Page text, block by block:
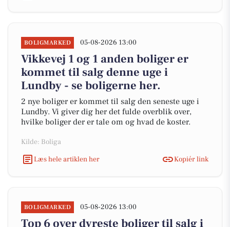
BOLIGMARKED 05-08-2026 13:00
Vikkevej 1 og 1 anden boliger er
kommet til salg denne uge i
Lundby - se boligerne her.
2 nye boliger er kommet til salg den seneste uge i
Lundby. Vi giver dig her det fulde overblik over,
hvilke boliger der er tale om og hvad de koster.
Kilde: Boliga
Læs hele artiklen her
Kopiér link
BOLIGMARKED 05-08-2026 13:00
Top 6 over dyreste boliger til salg i